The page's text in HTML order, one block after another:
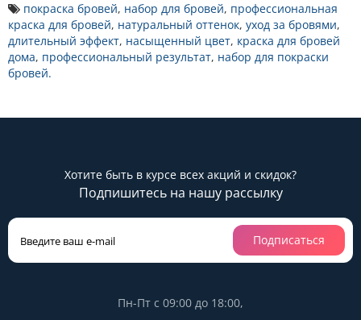
покраска бровей, набор для бровей, профессиональная
краска для бровей, натуральный оттенок, уход за бровями,
длительный эффект, насыщенный цвет, краска для бровей
дома, профессиональный результат, набор для покраски
бровей.
Хотите быть в курсе всех акций и скидок?
Подпишитесь на нашу рассылку
Подписаться
Пн-Пт с 09:00 до 18:00,